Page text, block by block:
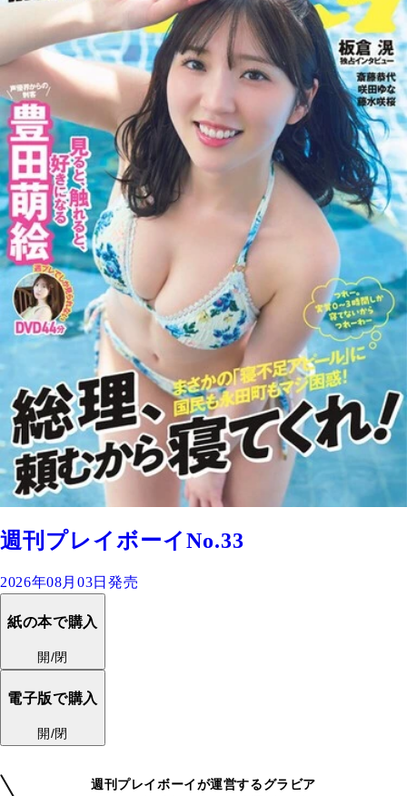
週刊プレイボーイNo.33
2026年08月03日発売
紙の本で購入
開/閉
電子版で購入
開/閉
週刊プレイボーイが運営するグラビア